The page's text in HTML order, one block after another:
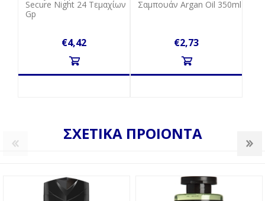
Secure Νight 24 Τεμαχίων
Gp
€4,42
Σαμπουάν Argan Oil 350ml
€2,73
ΣΧΕΤΙΚΑ ΠΡΟΙΟΝΤΑ